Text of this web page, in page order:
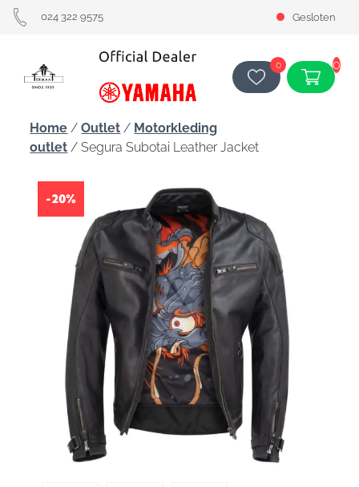
024 322 9575 Gesloten
0 0
Home /Outlet / Motorkleding
outlet / Segura Subotai Leather Jacket
-20%